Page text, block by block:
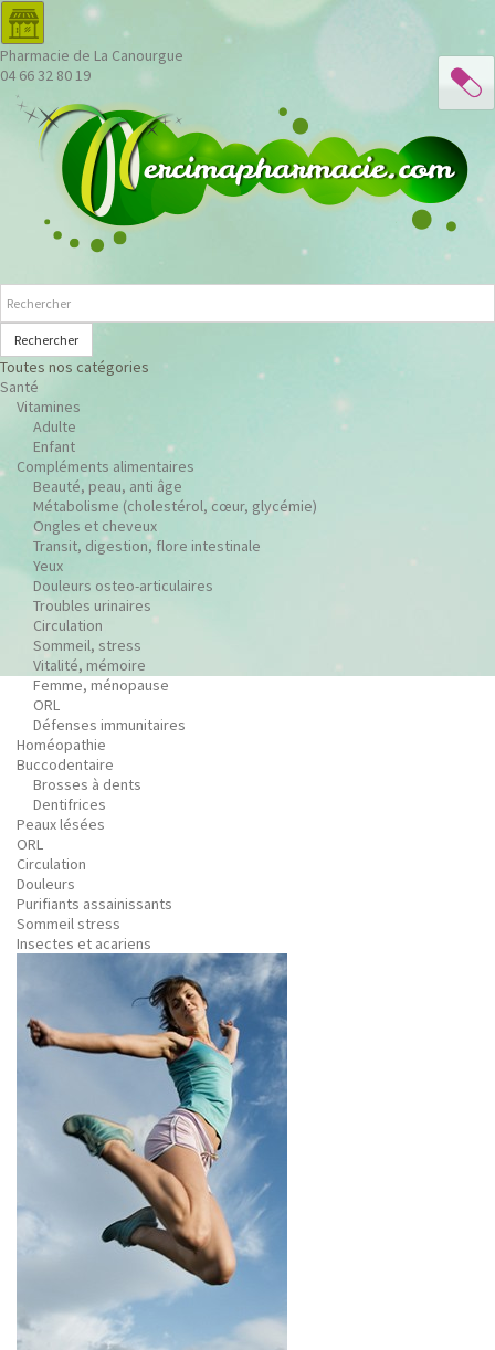
Pharmacie de La Canourgue
04 66 32 80 19
Rechercher
Toutes nos catégories
Santé
Vitamines
Adulte
Enfant
Compléments alimentaires
Beauté, peau, anti âge
Métabolisme (cholestérol, cœur, glycémie)
Ongles et cheveux
Transit, digestion, flore intestinale
Yeux
Douleurs osteo-articulaires
Troubles urinaires
Circulation
Sommeil, stress
Vitalité, mémoire
Femme, ménopause
ORL
Défenses immunitaires
Homéopathie
Buccodentaire
Brosses à dents
Dentifrices
Peaux lésées
ORL
Circulation
Douleurs
Purifiants assainissants
Sommeil stress
Insectes et acariens